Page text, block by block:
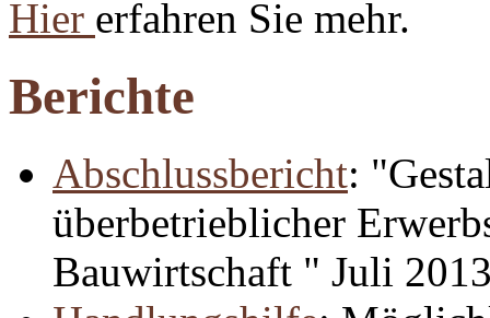
Hier erfahren Sie mehr.
Berichte
Abschlussbericht:
überbetrieblicher
Bauwirtschaft " Juli